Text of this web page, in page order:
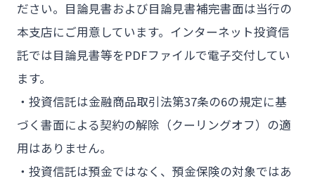
ださい。目論見書および目論見書補完書面は当行の
本支店にご用意しています。インターネット投資信
託では目論見書等をPDFファイルで電子交付してい
ます。
・投資信託は金融商品取引法第37条の6の規定に基
づく書面による契約の解除（クーリングオフ）の適
用はありません。
・投資信託は預金ではなく、預金保険の対象ではあ